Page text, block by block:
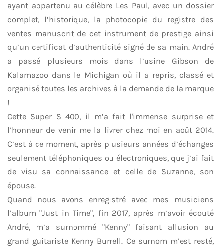
ayant appartenu au célèbre Les Paul, avec un dossier
complet, l’historique, la photocopie du registre des
ventes manuscrit de cet instrument de prestige ainsi
qu’un certificat d’authenticité signé de sa main. André
a passé plusieurs mois dans l’usine Gibson de
Kalamazoo dans le Michigan où il a repris, classé et
organisé toutes les archives à la demande de la marque
!
Cette Super S 400, il m’a fait l'immense surprise et
l’honneur de venir me la livrer chez moi en août 2014.
C’est à ce moment, après plusieurs années d’échanges
seulement téléphoniques ou électroniques, que j’ai fait
de visu sa connaissance et celle de Suzanne, son
épouse.
Quand nous avons enregistré avec mes musiciens
l’album "Just in Time", fin 2017, après m’avoir écouté
André, m’a surnommé "Kenny" faisant allusion au
grand guitariste Kenny Burrell. Ce surnom m’est resté,